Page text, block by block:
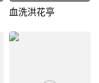
血洗洪花亭